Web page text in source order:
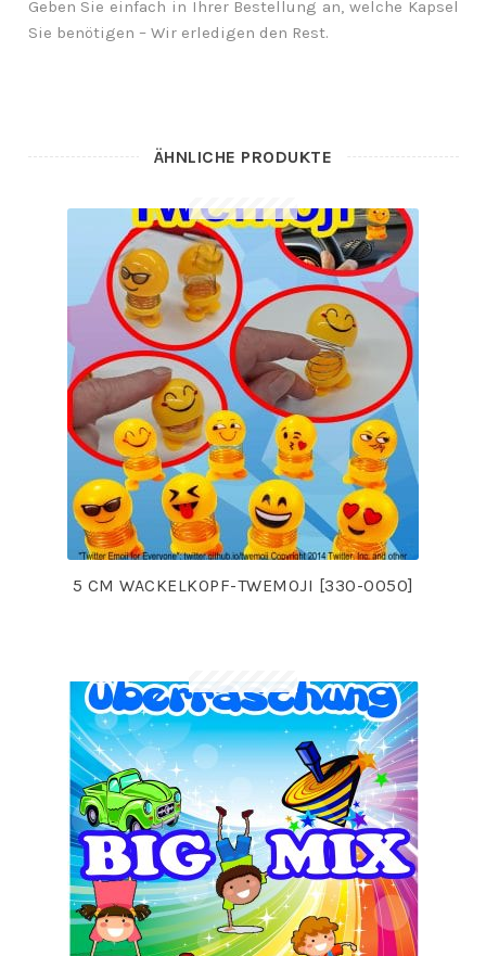
Geben Sie einfach in Ihrer Bestellung an, welche Kapsel
Sie benötigen – Wir erledigen den Rest.
ÄHNLICHE PRODUKTE
5 CM WACKELKOPF-TWEMOJI [330-0050]